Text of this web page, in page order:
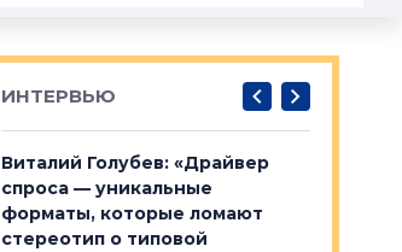
ИНТЕРВЬЮ
Виталий Голубев: «Драйвер
спроса — уникальные
форматы, которые ломают
стереотип о типовой